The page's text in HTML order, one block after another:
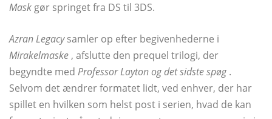
Mask gør springet fra DS til 3DS.
Azran Legacysamler op efter begivenhederne i
Mirakelmaske , afslutte den prequel trilogi, der
begyndte med Professor Layton og det sidste spøg.
Selvom det ændrer formatet lidt, ved enhver, der har
spillet en hvilken som helst post i serien, hvad de kan